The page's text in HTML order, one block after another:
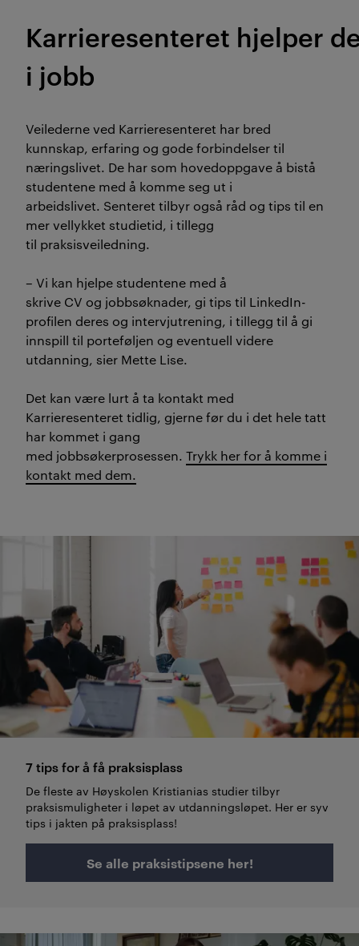
Karrieresenteret hjelper
i jobb
Veilederne ved Karrieresenteret har bred
kunnskap, erfaring og gode forbindelser til
næringslivet. De har som hovedoppgave å bistå
studentene med å komme seg ut i
arbeidslivet. Senteret tilbyr også råd og tips til en
mer vellykket studietid, i tillegg
til praksisveiledning.
– Vi kan hjelpe studentene med å
skrive CV og jobbsøknader, gi tips til LinkedIn-
profilen deres og intervjutrening, i tillegg til å gi
innspill til porteføljen og eventuell videre
utdanning, sier Mette Lise.
Det kan være lurt å ta kontakt med
Karrieresenteret tidlig, gjerne før du i det hele tatt
har kommet i gang
med jobbsøkerprosessen. Trykk her for å komme i
kontakt med dem.
Praksis
7 tips for å få praksisplass
De fleste av Høyskolen Kristianias studier tilbyr
praksismuligheter i løpet av utdanningsløpet. Her er syv
tips i jakten på praksisplass!
Se alle praksistipsene her!